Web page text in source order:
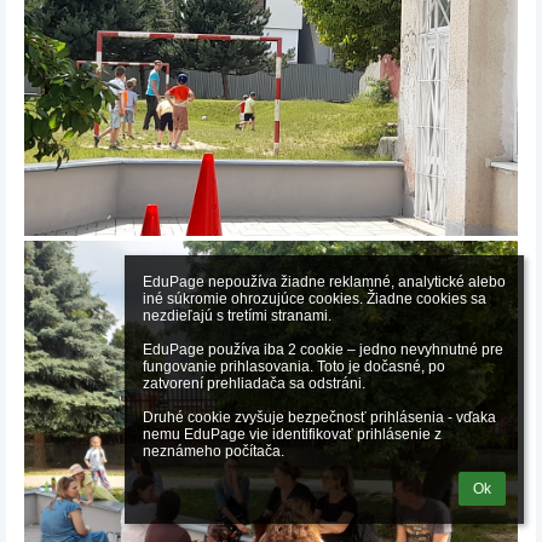
EduPage nepoužíva žiadne reklamné, analytické alebo
iné súkromie ohrozujúce cookies. Žiadne cookies sa
nezdieľajú s tretími stranami.
EduPage používa iba 2 cookie – jedno nevyhnutné pre
fungovanie prihlasovania. Toto je dočasné, po
zatvorení prehliadača sa odstráni.
Druhé cookie zvyšuje bezpečnosť prihlásenia - vďaka
nemu EduPage vie identifikovať prihlásenie z
neznámeho počítača.
Ok